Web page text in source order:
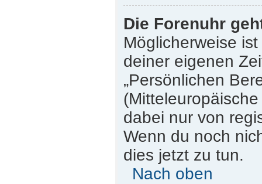
Die Forenuhr
Möglicherweise
deiner eigenen
„Persönlichen
dabei nur von
Wenn du noch
dies jetzt zu tun.
Nach oben